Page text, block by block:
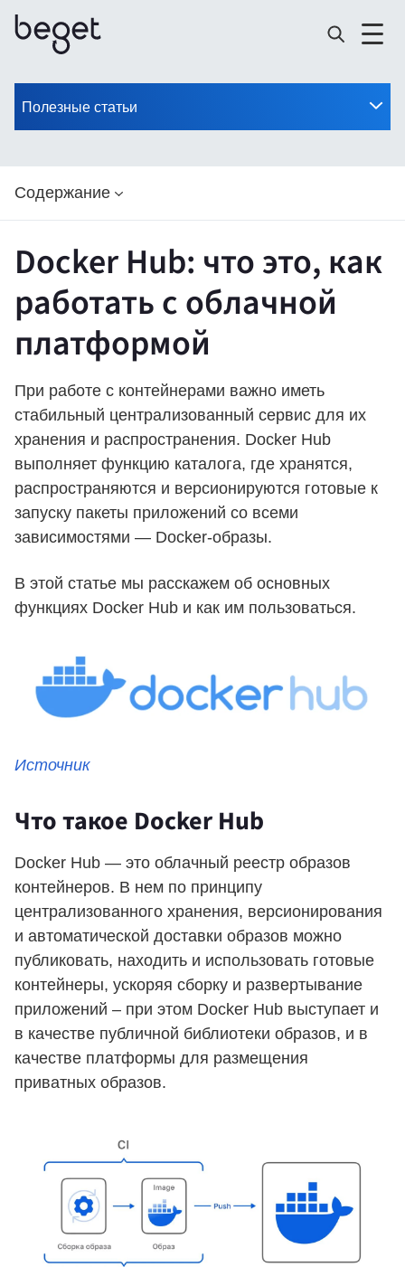
Полезные статьи
Содержание
Docker Hub: что это, как
работать с облачной
платформой
При работе с контейнерами важно иметь
стабильный централизованный сервис для их
хранения и распространения. Docker Hub
выполняет функцию каталога, где хранятся,
распространяются и версионируются готовые к
запуску пакеты приложений со всеми
зависимостями — Docker-образы.
В этой статье мы расскажем об основных
функциях Docker Hub и как им пользоваться.
Источник
Что такое Docker Hub
Docker Hub — это облачный реестр образов
контейнеров. В нем по принципу
централизованного хранения, версионирования
и автоматической доставки образов можно
публиковать, находить и использовать готовые
контейнеры, ускоряя сборку и развертывание
приложений – при этом Docker Hub выступает и
в качестве публичной библиотеки образов, и в
качестве платформы для размещения
приватных образов.